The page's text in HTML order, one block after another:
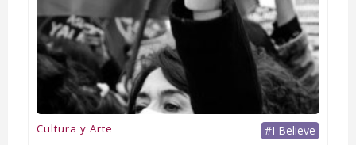
Cultura y Arte #I Believe